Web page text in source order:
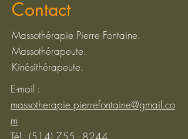
Contact
Massothérapie Pierre Fontaine.
Massothérapeute.
Kinésithérapeute.
E-mail :
massotherapie.pierrefontaine@gmail.co
m